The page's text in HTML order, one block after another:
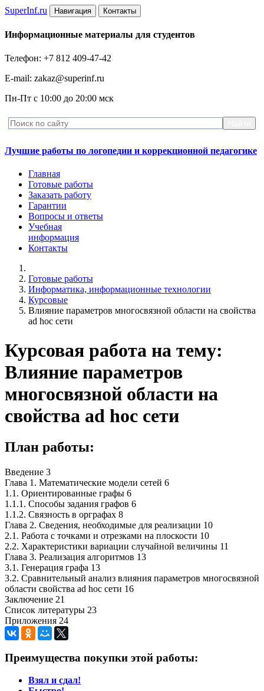
SuperInf.ru Навигация Контакты
Информационные материалы для студентов
Телефон: +7 812 409-47-42
E-mail: zakaz@superinf.ru
Пн-Пт с 10:00 до 20:00 мск
Лучшие работы по логопедии и коррекционной педагогике
Главная
Готовые работы
Заказать работу
Гарантии
Вопросы и ответы
Учебная
информация
Контакты
Готовые работы
Информатика, информационные технологии
Курсовые
Влияние параметров многосвязной области на свойства
ad hoc сети
Курсовая работа на тему:
Влияние параметров
многосвязной области на
свойства ad hoc сети
План работы:
Введение 3
Глава 1. Математические модели сетей 6
1.1. Ориентированные графы 6
1.1.1. Способы задания графов 6
1.1.2. Связность в орграфах 8
Глава 2. Сведения, необходимые для реализации 10
2.1. Работа с точками и отрезками на плоскости 10
2.2. Характеристики вариации случайной величины 11
Глава 3. Реализация алгоритмов 13
3.1. Генерация графа 13
3.2. Сравнительный анализ влияния параметров многосвязной
области свойства ad hoc сети 16
Заключение 21
Список литературы 23
Приложения 24
Преимущества покупки этой работы:
Взял и сдал!